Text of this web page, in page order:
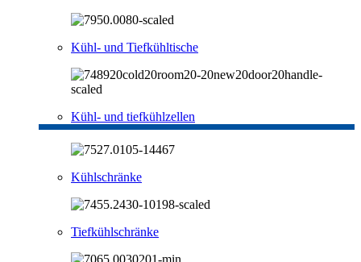
Kühl- und Tiefkühltische
Kühl- und tiefkühlzellen
Kühlschränke
Tiefkühlschränke